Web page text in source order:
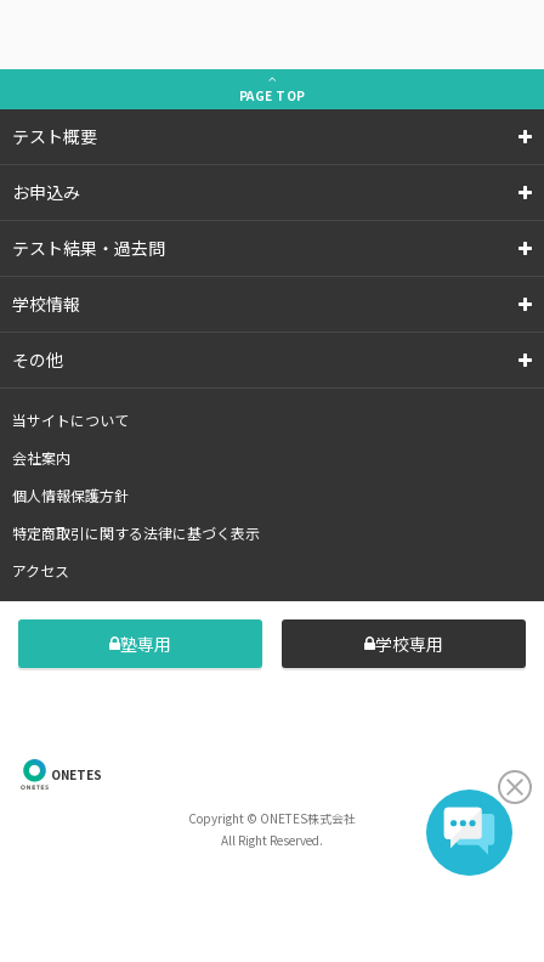
PAGE TOP
テスト概要
お申込み
テスト結果・過去問
学校情報
その他
当サイトについて
会社案内
個人情報保護方針
特定商取引に関する法律に基づく表示
アクセス
塾専用 学校専用
ONETES
Copyright © ONETES株式会社
All Right Reserved.